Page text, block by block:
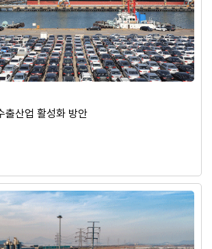
출산업 활성화 방안